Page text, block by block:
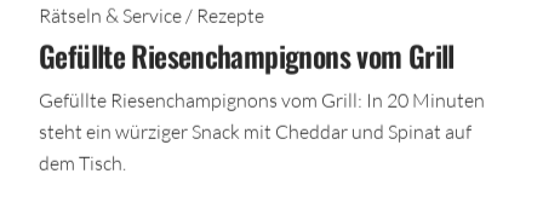
Rätseln & Service / Rezepte
Gefüllte Riesenchampignons vom Grill
Gefüllte Riesenchampignons vom Grill: In 20 Minuten
steht ein würziger Snack mit Cheddar und Spinat auf
dem Tisch.